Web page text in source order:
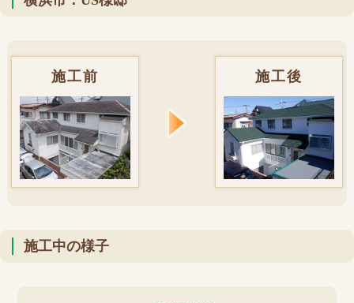
施工前 施工後
施工中の様子